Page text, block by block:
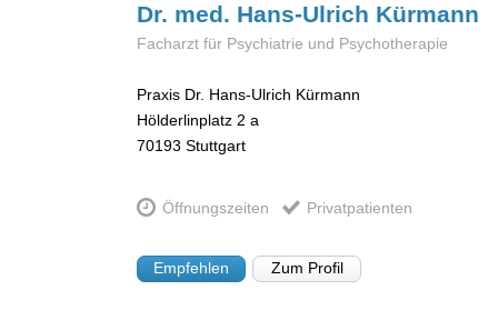
Dr. med. Hans-Ulrich Kürmann
Facharzt für Psychiatrie und Psychotherapie
Praxis Dr. Hans-Ulrich Kürmann
Hölderlinplatz 2 a
70193 Stuttgart
Öffnungszeiten Privatpatienten
Empfehlen Zum Profil